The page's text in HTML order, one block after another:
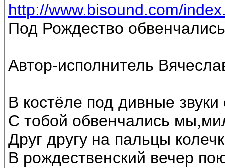
http://www.bisound.com/
Под Рождество
Автор-исполнитель
В костёле под дивные звуки
С тобой обвенчались
Друг другу на пальцы
В рождественский вечер